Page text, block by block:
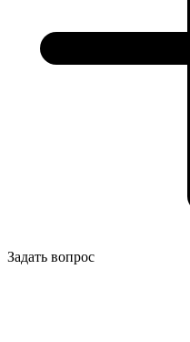
Задать вопрос